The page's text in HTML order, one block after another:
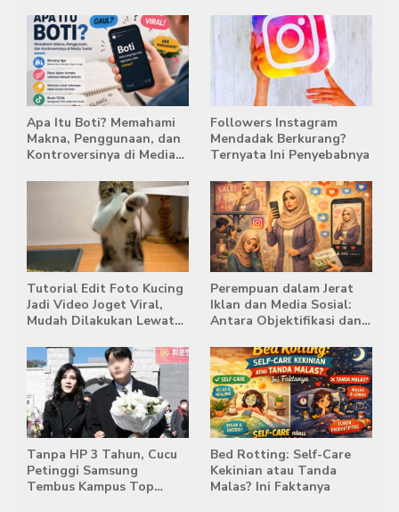
Apa Itu Boti? Memahami
Makna, Penggunaan, dan
Kontroversinya di Media
Followers Instagram
Mendadak Berkurang?
Ternyata Ini Penyebabnya
Tutorial Edit Foto Kucing
Jadi Video Joget Viral,
Mudah Dilakukan Lewat
Perempuan dalam Jerat
Iklan dan Media Sosial:
Antara Objektifikasi dan
Tanpa HP 3 Tahun, Cucu
Petinggi Samsung
Tembus Kampus Top
Bed Rotting: Self-Care
Kekinian atau Tanda
Malas? Ini Faktanya